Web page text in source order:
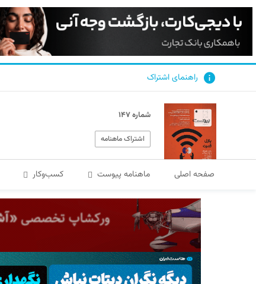
راهنمای اشتراک
شماره ۱۴۷
اشتراک ماهنامه
صفحه اصلی ماهنامه پیوست کسب‌و‌کار